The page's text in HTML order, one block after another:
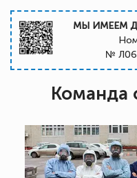
МЫ ИМЕЕМ
№
Команда